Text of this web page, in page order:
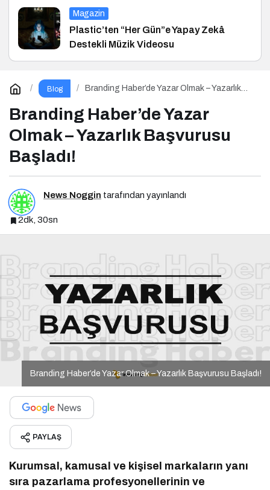
Magazin
Plastic’ten “Her Gün”e Yapay Zekâ
Destekli Müzik Videosu
Blog
Branding Haber’de Yazar Olmak – Yazarlık
Branding Haber’de Yazar
Olmak – Yazarlık Başvurusu
Başladı!
News Noggin tarafından yayınlandı
2dk, 30sn
Branding Haber’de Yazar Olmak – Yazarlık Başvurusu Başladı!
PAYLAŞ
Kurumsal, kamusal ve kişisel markaların yanı
sıra pazarlama profesyonellerinin ve